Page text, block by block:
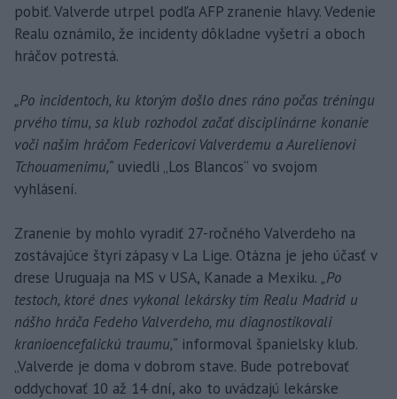
pobiť. Valverde utrpel podľa AFP zranenie hlavy. Vedenie
Realu oznámilo, že incidenty dôkladne vyšetrí a oboch
hráčov potrestá.
„Po incidentoch, ku ktorým došlo dnes ráno počas tréningu
prvého tímu, sa klub rozhodol začať disciplinárne konanie
voči našim hráčom Federicovi Valverdemu a Aurelienovi
Tchouamenimu,“ uviedli „Los Blancos“ vo svojom
vyhlásení.
Zranenie by mohlo vyradiť 27-ročného Valverdeho na
zostávajúce štyri zápasy v La Lige. Otázna je jeho účasť v
drese Uruguaja na MS v USA, Kanade a Mexiku. „Po
testoch, ktoré dnes vykonal lekársky tím Realu Madrid u
nášho hráča Fedeho Valverdeho, mu diagnostikovali
kranioencefalickú traumu,“ informoval španielsky klub.
„Valverde je doma v dobrom stave. Bude potrebovať
oddychovať 10 až 14 dní, ako to uvádzajú lekárske